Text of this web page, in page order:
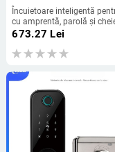
Încuietoare inteligentă
cu amprentă, parolă și
amprente înregistrate;
0,01 s; peste 100000 de
alimentare DC
673.27 Lei